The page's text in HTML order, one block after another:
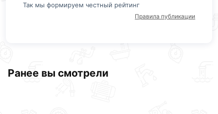
Так мы формируем честный рейтинг
Правила публикации
Ранее вы смотрели